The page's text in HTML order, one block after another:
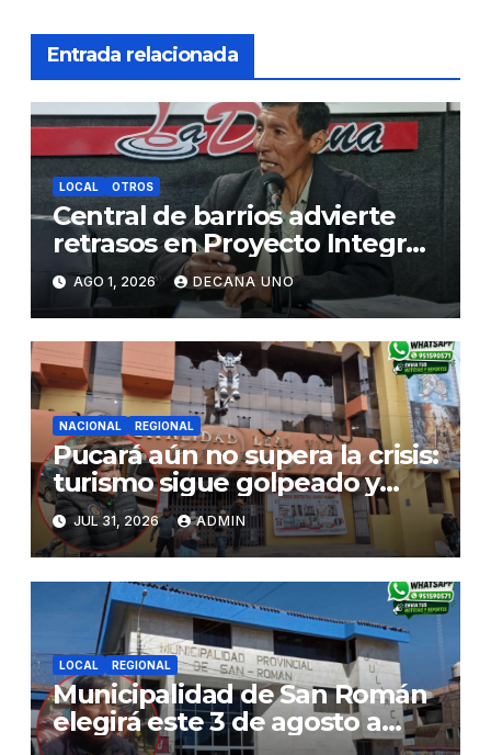
Entrada relacionada
LOCAL OTROS
Central de barrios advierte
retrasos en Proyecto Integral
de Agua y Alcantarillado para
Juliaca
AGO 1, 2026 DECANA UNO
NACIONAL REGIONAL
Pucará aún no supera la crisis:
turismo sigue golpeado y
alcaldesa exige al nuevo
Gobierno fondos para obras
paralizadas
JUL 31, 2026 ADMIN
LOCAL REGIONAL
Municipalidad de San Román
elegirá este 3 de agosto a